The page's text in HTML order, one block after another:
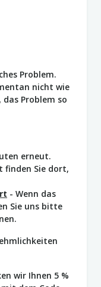
Problem.
nicht wie
Problem so
erneut.
finden Sie dort,
- Wenn das
Sie uns bitte
wir Ihnen 5 %